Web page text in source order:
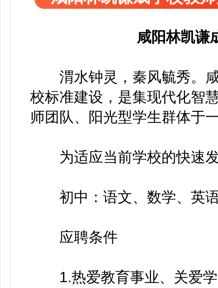
咸阳林凯谦
渭水钟灵，秦风毓秀。咸
校标准建设，是集现代化智
师团队、阳光型学生群体于
为适应当前学校的快速发
初中：语文、数学、英语
应聘条件
1.热爱教育事业、关爱学